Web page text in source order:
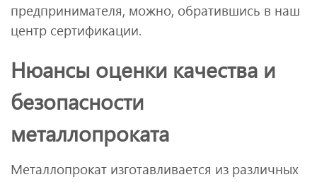
предпринимателя, можно, обратившись в наш
центр сертификации.
Нюансы оценки качества и
безопасности
металлопроката
Металлопрокат изготавливается из различных